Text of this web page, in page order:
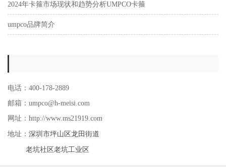
2024年卡箍市场现状和趋势分析UMPCO卡箍
umpco品牌简介
电话：400-178-2889
邮箱：umpco@h-meisi.com
网址：http://www.ms21919.com
地址： 深圳市坪山区龙田街道
老坑社区老坑工业区